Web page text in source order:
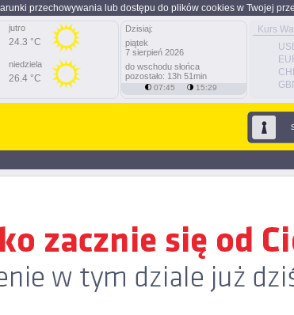
przechowywania lub dostępu do plików cookies w Twojej
Kurs
jutro
24.3 °C
niedziela
26.4 °C
Dzisiaj:
piątek
7 sierpień 2026
do wschodu słońca
pozostało: 13h 51min
07:45 15:29